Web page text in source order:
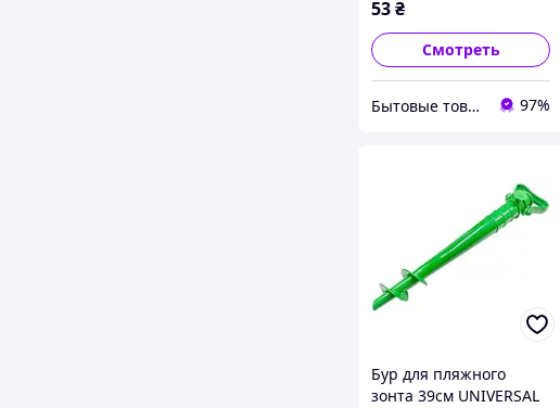
53₴
Смотреть
Бытовые товары 97%
Бур для пляжного
зонта 39см UNIVERSAL